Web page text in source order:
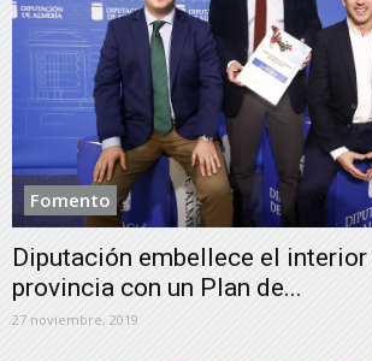
Fomento
Diputación embellece el interior
provincia con un Plan de...
27 noviembre, 2019